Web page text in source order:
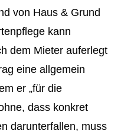
von Haus & Grund
kann
dem Mieter auferlegt
eine allgemein
er „für die
dass konkret
darunterfallen, muss